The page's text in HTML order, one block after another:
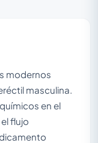
modernos
masculina.
en el
flujo